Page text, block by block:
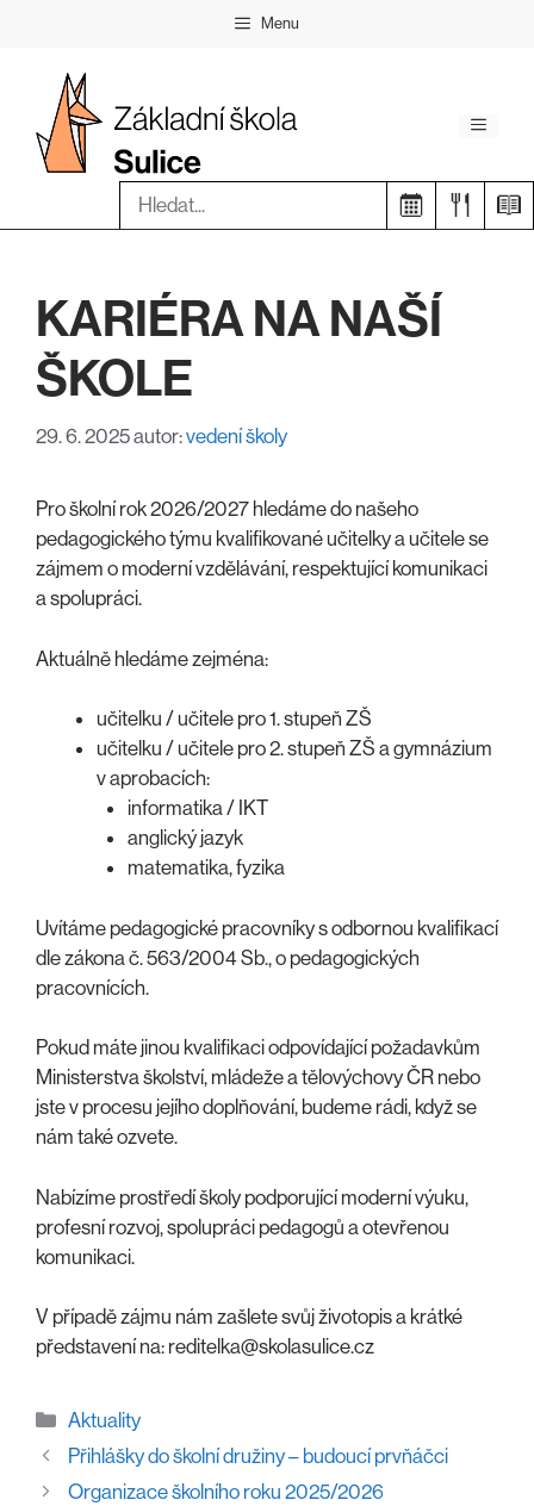
Menu
Menu
Hledat:
KARIÉRA NA NAŠÍ
ŠKOLE
29. 6. 2025autor:vedení školy
Pro školní rok 2026/2027 hledáme do našeho
pedagogického týmu kvalifikované učitelky a učitele se
zájmem o moderní vzdělávání, respektující komunikaci
a spolupráci.
Aktuálně hledáme zejména:
učitelku / učitele pro 1. stupeň ZŠ
učitelku / učitele pro 2. stupeň ZŠ a gymnázium
v aprobacích:
informatika / IKT
anglický jazyk
matematika, fyzika
Uvítáme pedagogické pracovníky s odbornou kvalifikací
dle zákona č. 563/2004 Sb., o pedagogických
pracovnících.
Pokud máte jinou kvalifikaci odpovídající požadavkům
Ministerstva školství, mládeže a tělovýchovy ČR nebo
jste v procesu jejího doplňování, budeme rádi, když se
nám také ozvete.
Nabízíme prostředí školy podporující moderní výuku,
profesní rozvoj, spolupráci pedagogů a otevřenou
komunikaci.
V případě zájmu nám zašlete svůj životopis a krátké
představení na: reditelka@skolasulice.cz
Rubriky
Aktuality
Přihlášky do školní družiny – budoucí prvňáčci
Organizace školního roku 2025/2026